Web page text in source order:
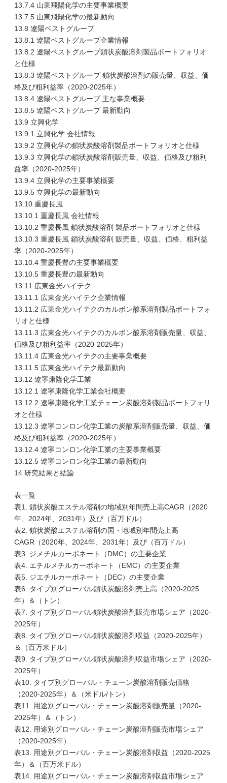
13.7.4 山東飛陽化学の主要事業概要
13.7.5 山東飛陽化学の最新動向
13.8 遼陽ベストグループ
13.8.1 遼陽ベストグループ企業情報
13.8.2 遼陽ベストグループ鎖状炭酸溶剤製品ポートフォリオ
と仕様
13.8.3 遼陽ベストグループ 鎖状炭酸溶剤の販売量、収益、価
格及び粗利益率（2020-2025年）
13.8.4 遼陽ベストグループ 主な事業概要
13.8.5 遼陽ベストグループ 最新動向
13.9 立興化学
13.9.1 立興化学 会社情報
13.9.2 立興化学の鎖状炭酸溶剤製品ポートフォリオと仕様
13.9.3 立興化学の鎖状炭酸溶剤販売量、収益、価格及び粗利
益率（2020-2025年）
13.9.4 立興化学の主要事業概要
13.9.5 立興化学の最新動向
13.10 重慶長風
13.10.1 重慶長風 会社情報
13.10.2 重慶長風 鎖状炭酸溶剤 製品ポートフォリオと仕様
13.10.3 重慶長風 鎖状炭酸溶剤 販売量、収益、価格、粗利益
率（2020-2025年）
13.10.4 重慶長豊の主要事業概要
13.10.5 重慶長豊の最新動向
13.11 広東金光ハイテク
13.11.1 広東金光ハイテク企業情報
13.11.2 広東金光ハイテクのカルボン酸系溶剤製品ポートフォ
リオと仕様
13.11.3 広東金光ハイテクのカルボン酸系溶剤販売量、収益、
価格及び粗利益率（2020-2025年）
13.11.4 広東金光ハイテクの主要事業概要
13.11.5 広東金光ハイテク最新動向
13.12 遼寧康隆化学工業
13.12.1 遼寧康隆化学工業会社概要
13.12.2 遼寧康隆化学工業チェーン炭酸溶剤製品ポートフォリ
オと仕様
13.12.3 遼寧コンロン化学工業の炭酸系溶剤販売量、収益、価
格及び粗利益率（2020-2025年）
13.12.4 遼寧コンロン化学工業の主要事業概要
13.12.5 遼寧コンロン化学工業の最新動向
14 研究結果と結論
表一覧
表1. 鎖状炭酸エステル溶剤の地域別年間売上高CAGR（2020
年、2024年、2031年）及び（百万ドル）
表2. 鎖状炭酸エステル溶剤の国・地域別年間売上高
CAGR（2020年、2024年、2031年）及び（百万ドル）
表3. ジメチルカーボネート（DMC）の主要企業
表4. エチルメチルカーボネート（EMC）の主要企業
表5. ジエチルカーボネート（DEC）の主要企業
表6. タイプ別グローバル鎖状炭酸溶剤売上高（2020-2025
年）＆（トン）
表7. タイプ別グローバル鎖状炭酸溶剤販売市場シェア（2020-
2025年）
表8. タイプ別グローバル鎖状炭酸溶剤収益（2020-2025年）
＆（百万米ドル）
表9. タイプ別グローバル鎖状炭酸溶剤収益市場シェア（2020-
2025年）
表10. タイプ別グローバル・チェーン炭酸溶剤販売価格
（2020-2025年）＆（米ドル/トン）
表11. 用途別グローバル・チェーン炭酸溶剤販売量（2020-
2025年）＆（トン）
表12. 用途別グローバル・チェーン炭酸溶剤販売市場シェア
（2020-2025年）
表13. 用途別グローバル・チェーン炭酸溶剤収益（2020-2025
年）＆（百万米ドル）
表14. 用途別グローバル・チェーン炭酸溶剤収益市場シェア